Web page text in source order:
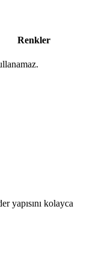
Renkler
yapısını kolayca